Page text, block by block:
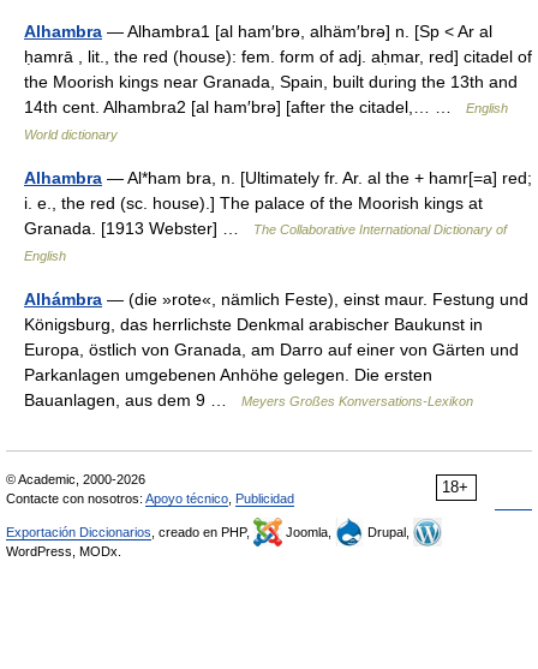
Alhambra — Alhambra1 [al ham′brə, alhäm′brə] n. [Sp < Ar al
ḥamrā , lit., the red (house): fem. form of adj. aḥmar, red] citadel of
the Moorish kings near Granada, Spain, built during the 13th and
14th cent. Alhambra2 [al ham′brə] [after the citadel,… …
English
World dictionary
Alhambra — Al*ham bra, n. [Ultimately fr. Ar. al the + hamr[=a] red;
i. e., the red (sc. house).] The palace of the Moorish kings at
Granada. [1913 Webster] …
The Collaborative International Dictionary of
English
Alhámbra — (die »rote«, nämlich Feste), einst maur. Festung und
Königsburg, das herrlichste Denkmal arabischer Baukunst in
Europa, östlich von Granada, am Darro auf einer von Gärten und
Parkanlagen umgebenen Anhöhe gelegen. Die ersten
Bauanlagen, aus dem 9 …
Meyers Großes Konversations-Lexikon
18+
© Academic, 2000-2026
Contacte con nosotros: Apoyo técnico Publicidad
Exportación Diccionarios , creado en PHP, Joomla,
Drupal,
WordPress, MODx.